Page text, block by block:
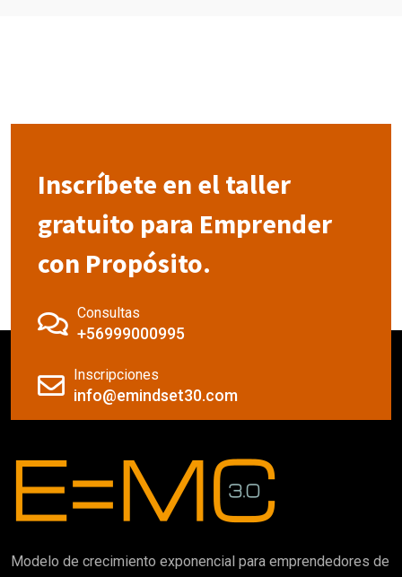
Inscríbete en el taller
gratuito para Emprender
con Propósito.
Consultas
+56999000995
Inscripciones
info@emindset30.com
Modelo de crecimiento exponencial para emprendedores de